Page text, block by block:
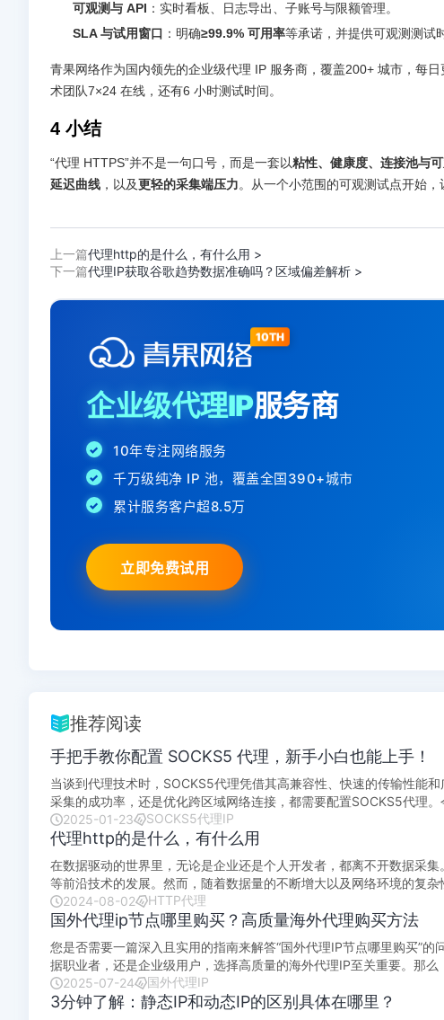
可观测与 API ：实时看板、日志导出、子账号与限额管理。
SLA 与试用窗口 ：明确≥99.9% 可用率等承诺，并提供可观测测试
青果网络作为国内领先的企业级代理 IP 服务商，覆盖200+ 城市，每
术团队7×24 在线，还有6 小时测试时间。
4 小结
“代理 HTTPS”并不是一句口号，而是一套以粘性、健康度、连接池与
延迟曲线 ，以及更轻的采集端压力。从一个小范围的可观测试点开始，
上一篇代理http的是什么，有什么用 >
下一篇代理IP获取谷歌趋势数据准确吗？区域偏差解析 >
推荐阅读
手把手教你配置 SOCKS5 代理，新手小白也能上手！
当谈到代理技术时，SOCKS5代理凭借其高兼容性、快速的传输性能
采集的成功率，还是优化跨区域网络连接，都需要配置SOCKS5代理
第一次接触代理，还是需要优化...
2025-01-23 SOCKS5代理IP
代理http的是什么，有什么用
在数据驱动的世界里，无论是企业还是个人开发者，都离不开数据采
等前沿技术的发展。然而，随着数据量的不断增大以及网络环境的复
2024-08-02 HTTP代理
国外代理ip节点哪里购买？高质量海外代理购买方法
您是否需要一篇深入且实用的指南来解答“国外代理IP节点哪里购买”
据职业者，还是企业级用户，选择高质量的海外代理IP至关重要。那
选择要点和使用方法等方面为您详...
2025-07-24 国外代理IP
3分钟了解：静态IP和动态IP的区别具体在哪里？